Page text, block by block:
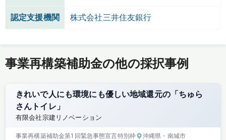
認定支援機関 株式会社三井住友銀行
事業再構築補助金の他の採択事例
きれいで人にも環境にも優しい地域還元の「ちゅら
さんトイレ」
有限会社宗建リノベーション
事業再構築補助金第1回緊急事態宣言特別枠 沖縄県 ・南城市